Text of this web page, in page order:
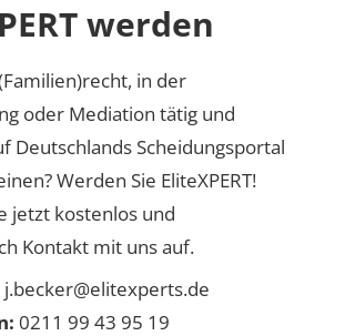
werden
in der
oder Mediation tätig und
Deutschlands Scheidungsportal
Werden Sie EliteXPERT!
jetzt kostenlos und
Kontakt mit uns auf.
j.becker@elitexperts.de
0211 99 43 95 19